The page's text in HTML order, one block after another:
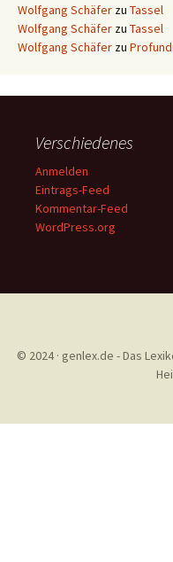
Wolfgang Schäfer zu Tassel
Wolfgang Schäfer zu Tassel
Wolfgang Schäfer zu
Verschiedenes
Anmelden
Eintrags-Feed
Kommentar-Feed
WordPress.org
© 2024 · genlex.de - Das